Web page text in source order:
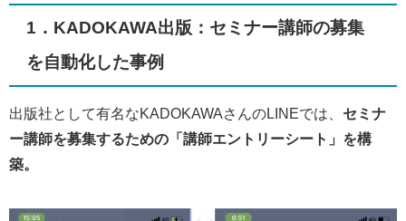
1．KADOKAWA出版：セミナー講師の募集
を自動化した事例
出版社として有名なKADOKAWAさんのLINEでは、 セミナ
ー講師を募集するための「講師エントリーシート」を構
築。